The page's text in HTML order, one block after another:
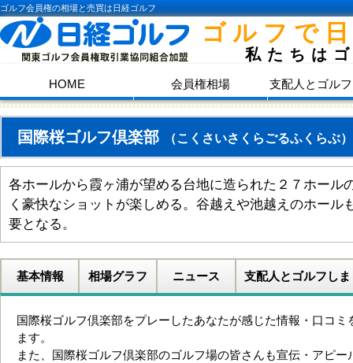
ゴルフ会員権の相場と売買は日経ゴルフ
ゴルフで
私たちは
HOME 会員権相場 支配人とゴル
国際桜ゴルフ倶楽部 （こくさいさくらごるふくらぶ）
各ホールから霞ヶ浦が望める台地に造られた２７ホール
く豪快なショットが楽しめる。谷越えや池越えのホー
要となる。
基本情報 相場グラフ ニュース 支配人とゴルフしま
国際桜ゴルフ倶楽部をプレーしたあなたが感じた情報・口コミ
ます。
また、国際桜ゴルフ倶楽部のゴルフ場の皆さんも宣伝・アピー